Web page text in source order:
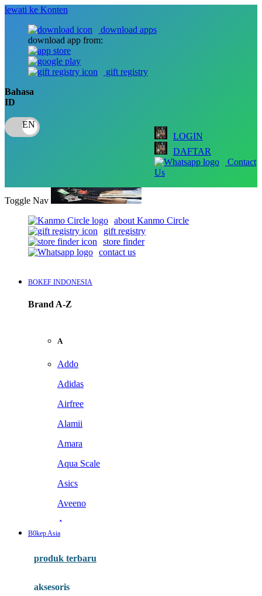
lewati ke Konten
download apps
download app from:
gift registry
Bahasa
ID
LOGIN
DAFTAR
Contact
Us
Toggle Nav
about Kanmo Circle
gift registry
store finder
contact us
BOKEF INDONESIA
Brand A-Z
A
Addo
Adidas
Airfree
Alamii
Amara
Aqua Scale
Asics
Aveeno
Awan
Baabaasheepz
B0kep Asia
produk terbaru
aksesoris